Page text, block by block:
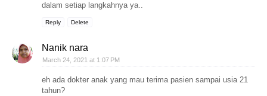
dalam setiap langkahnya ya..
Reply Delete
Nanik nara
March 24, 2021 at 1:07 PM
eh ada dokter anak yang mau terima pasien sampai usia 21
tahun?